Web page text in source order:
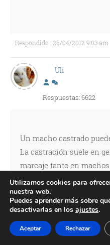
Respondido : 26/04/2012 9:03 am
Uli
Respuestas: 6622
Un macho castrado
La castración suele en
marcaje tanto en
hay que saber que a
puede seguir a pesar de
castrados tarde que
comportamiento). Así
antes que ese
Utilizamos cookies para
nuestra web.
Puedes aprender más sobre
desactivarlas en los ajustes.
Aceptar Rechazar